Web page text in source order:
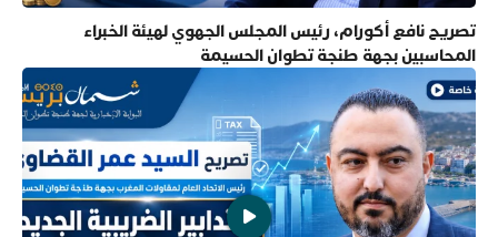
تصريح نافع أكورام، رئيس المجلس الجهوي لهيئة الخبراء
المحاسبين بجهة طنجة تطوان الحسيمة